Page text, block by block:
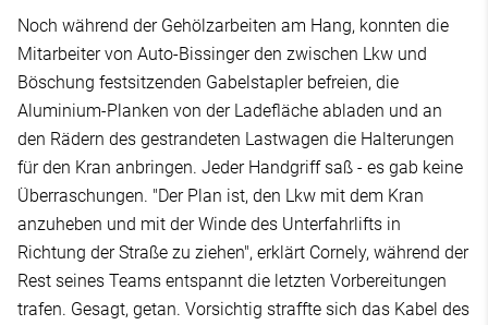
Noch während der Gehölzarbeiten am Hang, konnten die
Mitarbeiter von Auto-Bissinger den zwischen Lkw und
Böschung festsitzenden Gabelstapler befreien, die
Aluminium-Planken von der Ladefläche abladen und an
den Rädern des gestrandeten Lastwagen die Halterungen
für den Kran anbringen. Jeder Handgriff saß - es gab keine
Überraschungen. "Der Plan ist, den Lkw mit dem Kran
anzuheben und mit der Winde des Unterfahrlifts in
Richtung der Straße zu ziehen", erklärt Cornely, während der
Rest seines Teams entspannt die letzten Vorbereitungen
trafen. Gesagt, getan. Vorsichtig straffte sich das Kabel des